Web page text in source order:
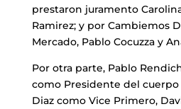
prestaron juramento
Ramirez; y por Cambiemos
Mercado, Pablo Cocuzza y
Por otra parte, Pablo
como Presidente del cuerpo
Diaz como Vice Primero,